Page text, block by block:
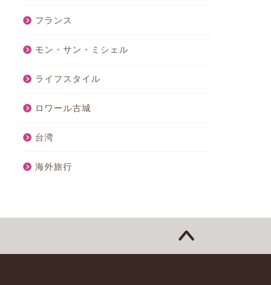
フランス
モン・サン・ミシェル
ライフスタイル
ロワール古城
台湾
海外旅行